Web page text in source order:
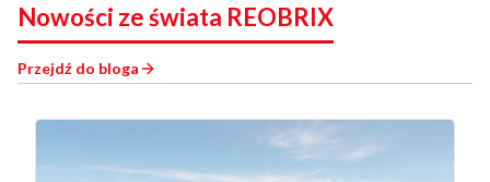
Nowości ze świata REOBRIX
Przejdź do bloga